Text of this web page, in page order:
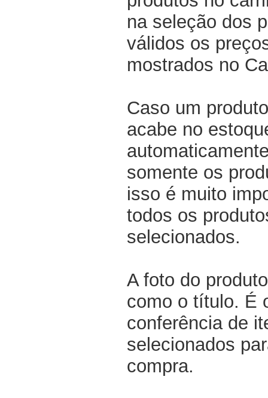
na seleção dos
válidos os
mostrados no
Caso um
acabe no
somente os
isso é muito
todos os
selecionados.
A foto do
como o título. É
conferência de
selecionados
compra.